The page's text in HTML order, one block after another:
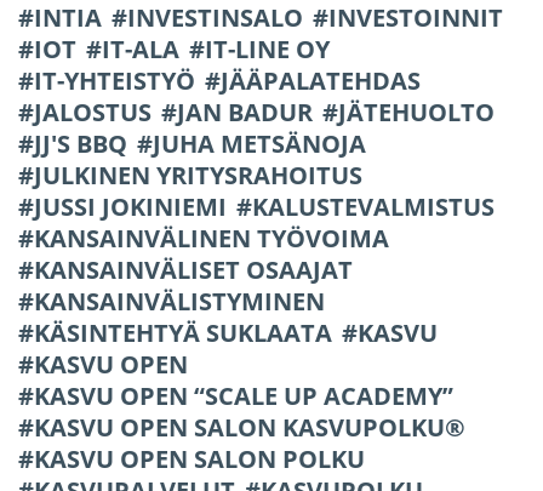
INTIA
INVESTINSALO
INVESTOINNIT
IOT
IT-ALA
IT-LINE OY
IT-YHTEISTYÖ
JÄÄPALATEHDAS
JALOSTUS
JAN BADUR
JÄTEHUOLTO
JJ'S BBQ
JUHA METSÄNOJA
JULKINEN YRITYSRAHOITUS
JUSSI JOKINIEMI
KALUSTEVALMISTUS
KANSAINVÄLINEN TYÖVOIMA
KANSAINVÄLISET OSAAJAT
KANSAINVÄLISTYMINEN
KÄSINTEHTYÄ SUKLAATA
KASVU
KASVU OPEN
KASVU OPEN “SCALE UP ACADEMY”
KASVU OPEN SALON KASVUPOLKU®
KASVU OPEN SALON POLKU